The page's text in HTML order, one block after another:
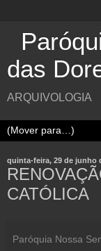
das
ARQUIVOLOGIA
quinta-feira, 29 de junho
CATÓLICA
Paróquia Nossa